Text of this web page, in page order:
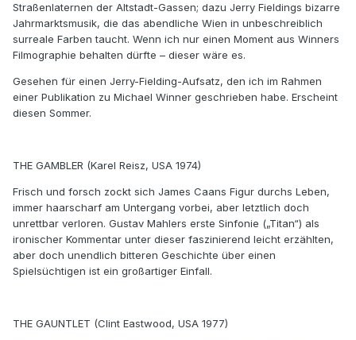
Straßenlaternen der Altstadt-Gassen; dazu Jerry Fieldings bizarre
Jahrmarktsmusik, die das abendliche Wien in unbeschreiblich
surreale Farben taucht. Wenn ich nur einen Moment aus Winners
Filmographie behalten dürfte – dieser wäre es.
Gesehen für einen Jerry-Fielding-Aufsatz, den ich im Rahmen
einer Publikation zu Michael Winner geschrieben habe. Erscheint
diesen Sommer.
THE GAMBLER (Karel Reisz, USA 1974)
Frisch und forsch zockt sich James Caans Figur durchs Leben,
immer haarscharf am Untergang vorbei, aber letztlich doch
unrettbar verloren. Gustav Mahlers erste Sinfonie („Titan“) als
ironischer Kommentar unter dieser faszinierend leicht erzählten,
aber doch unendlich bitteren Geschichte über einen
Spielsüchtigen ist ein großartiger Einfall.
THE GAUNTLET (Clint Eastwood, USA 1977)